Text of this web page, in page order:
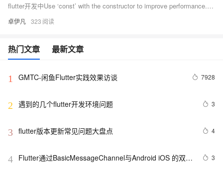
flutter开发中Use ‘const’ with the constructor to improve performance. Try adding the ‘const’ keyword to the constructor invocation.报错如何解决-优雅草卓伊凡
卓伊凡 323
热门文章 最新文章
1 GMTC-闲鱼Flutter实践效果访谈 7928
2 遇到的几个flutter开发环境问题 3
3 flutter版本更新常见问题大盘点 4
4 Flutter通过BasicMessageChannel与Android iOS 的双向
3